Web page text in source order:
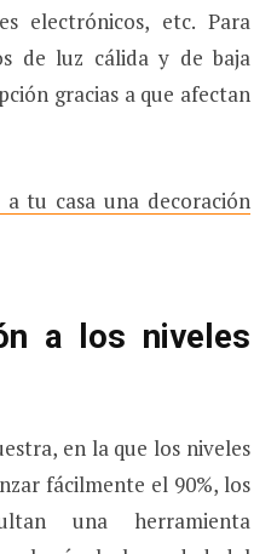
electrónicos, etc. Para
de luz cálida y de baja
gracias a que afectan
a tu casa una decoración
a los niveles
en la que los niveles
fácilmente el 90%, los
una herramienta